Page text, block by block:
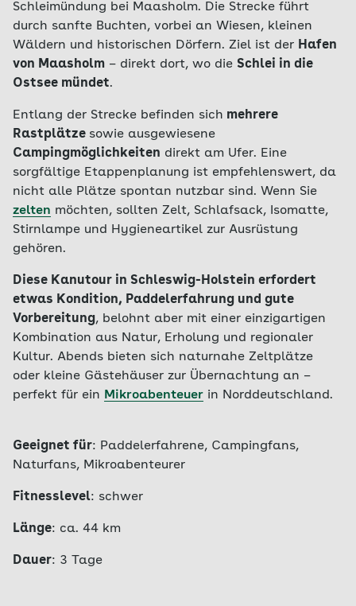
Schleimündung bei Maasholm. Die Strecke führt
durch sanfte Buchten, vorbei an Wiesen, kleinen
Wäldern und historischen Dörfern. Ziel ist der Hafen
von Maasholm – direkt dort, wo die Schlei in die
Ostsee mündet.
Entlang der Strecke befinden sich mehrere
Rastplätze sowie ausgewiesene
Campingmöglichkeiten direkt am Ufer. Eine
sorgfältige Etappenplanung ist empfehlenswert, da
nicht alle Plätze spontan nutzbar sind. Wenn Sie
zelten möchten, sollten Zelt, Schlafsack, Isomatte,
Stirnlampe und Hygieneartikel zur Ausrüstung
gehören.
Diese Kanutour in Schleswig-Holstein erfordert
etwas Kondition, Paddelerfahrung und gute
Vorbereitung, belohnt aber mit einer einzigartigen
Kombination aus Natur, Erholung und regionaler
Kultur. Abends bieten sich naturnahe Zeltplätze
oder kleine Gästehäuser zur Übernachtung an –
perfekt für ein Mikroabenteuer in Norddeutschland.
Geeignet für: Paddelerfahrene, Campingfans,
Naturfans, Mikroabenteurer
Fitnesslevel: schwer
Länge: ca. 44 km
Dauer: 3 Tage